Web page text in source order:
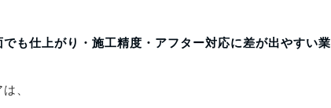
でも仕上がり・施工精度・アフター対応に差が出やすい業
、